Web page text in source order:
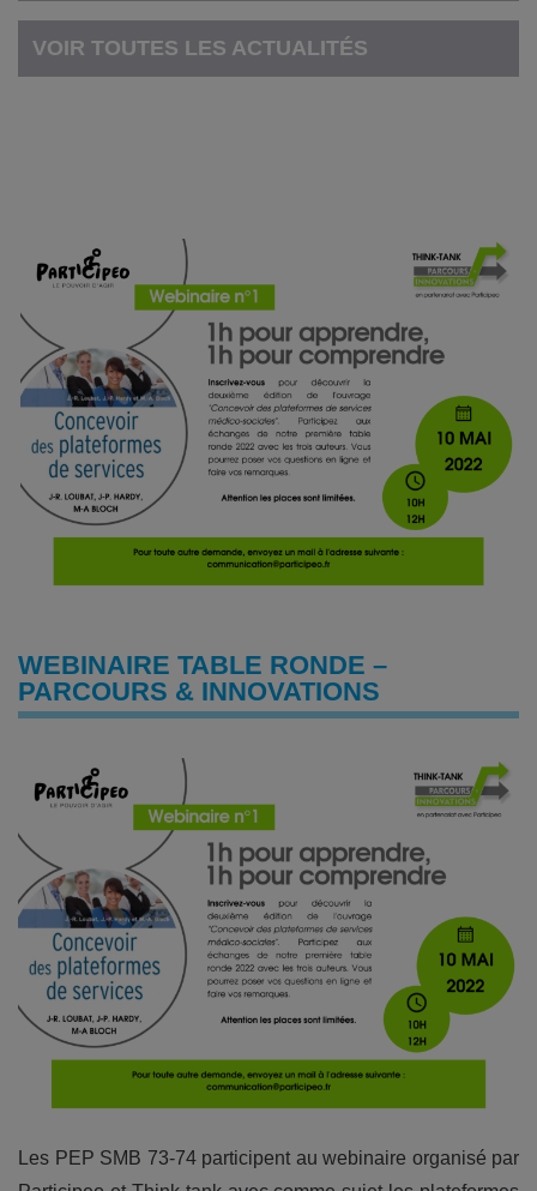
VOIR TOUTES LES ACTUALITÉS
WEBINAIRE TABLE RONDE –
PARCOURS & INNOVATIONS
Les PEP SMB 73-74 participent au webinaire organisé par